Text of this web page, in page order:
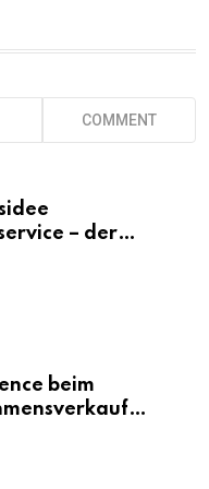
COMMENT
– der
beim